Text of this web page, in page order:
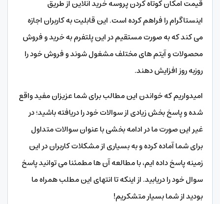
قیمت امکان کوتاه کردن پروسه خرید آنلاین از طریق
اینستاگرام را فراهم کرده است. این قابلیت به کاربران اجازه
می کند که به صورت مستقیم در این پلتفرم به خرید و فروش
محصولات و آیتم های مختلف مشغول شوند و فروش خود را
روزبه روز افزایش دهند.
امیدواریم که خواندن این مطالب برای شما عزیزان مفید واقع
شده و پاسخ بخش زیادی از سوالات خود را دریافته باشید؛ در
غیر این صورت ما در ادامه بخشی با عنوان سوالات متداول
برای شما آماده کرده و به بسیاری از مشکلات کاربران در این
زمینه پاسخ داده ایم، با مطالعه آن ها مطمئنا می توانید پاسخ
سوال خود را دریابید. از اینکه تا انتهای این مطلب همراه ما
بودید از شما بسیار متشکریم!